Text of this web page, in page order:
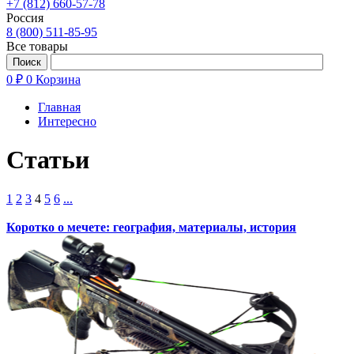
+7 (812) 660-57-78
Россия
8 (800) 511-85-95
Все товары
0 ₽ 0 Корзина
Главная
Интересно
Статьи
1 2 3 4 5 6 ...
Коротко о мечете: география, материалы, история